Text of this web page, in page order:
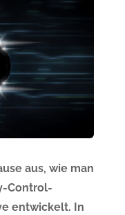
aus, wie man
Control-
entwickelt. In